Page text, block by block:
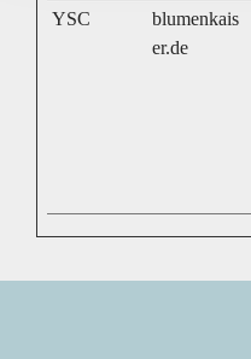
YSC
blumenkais
er.de